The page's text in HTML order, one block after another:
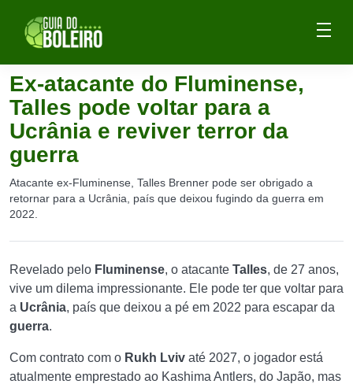
Ex-atacante do Fluminense,
Talles pode voltar para a
Ucrânia e reviver terror da
guerra
Atacante ex-Fluminense, Talles Brenner pode ser obrigado a
retornar para a Ucrânia, país que deixou fugindo da guerra em
2022.
Revelado pelo Fluminense, o atacante Talles, de 27 anos,
vive um dilema impressionante. Ele pode ter que voltar para
a Ucrânia, país que deixou a pé em 2022 para escapar da
guerra.
Com contrato com o Rukh Lviv até 2027, o jogador está
atualmente emprestado ao Kashima Antlers, do Japão, mas